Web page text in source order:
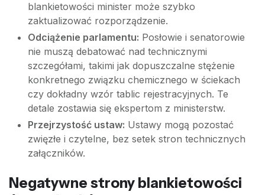
blankietowości minister może szybko
zaktualizować rozporządzenie.
Odciążenie parlamentu: Posłowie i senatorowie
nie muszą debatować nad technicznymi
szczegółami, takimi jak dopuszczalne stężenie
konkretnego związku chemicznego w ściekach
czy dokładny wzór tablic rejestracyjnych. Te
detale zostawia się ekspertom z ministerstw.
Przejrzystość ustaw: Ustawy mogą pozostać
zwięzłe i czytelne, bez setek stron technicznych
załączników.
Negatywne strony blankietowości